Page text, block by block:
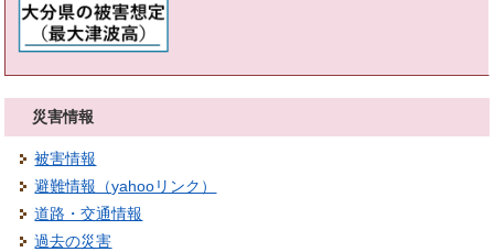
災害情報
被害情報
避難情報（yahooリンク）
道路・交通情報
過去の災害